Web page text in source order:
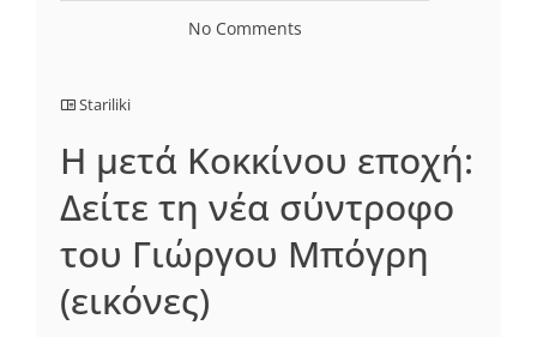
No Comments
Stariliki
Η μετά Κοκκίνου εποχή:
Δείτε τη νέα σύντροφο
του Γιώργου Μπόγρη
(εικόνες)